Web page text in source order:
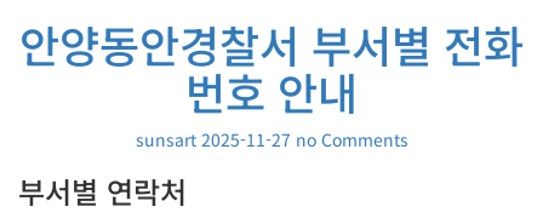
안양동안경찰서 부서별 전화
번호 안내
sunsart 2025-11-27 no Comments
부서별 연락처